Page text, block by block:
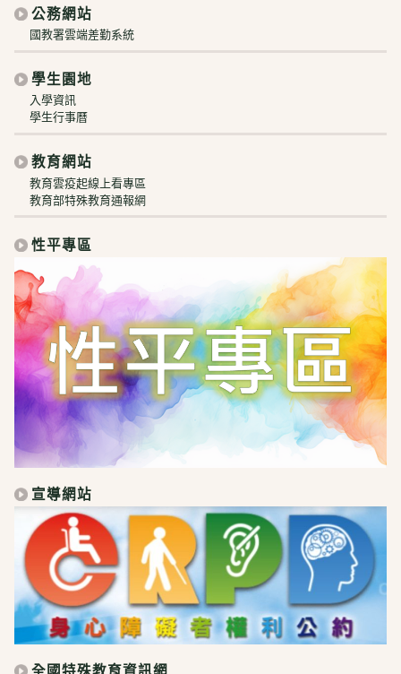
公務網站
國教署雲端差勤系統
學生園地
入學資訊
學生行事曆
教育網站
教育雲疫起線上看專區
教育部特殊教育通報網
性平專區
宣導網站